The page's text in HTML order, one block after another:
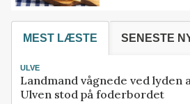
MEST LÆSTE SENESTE
ULVE
Landmand vågnede ved lyden
Ulven stod på foderbordet